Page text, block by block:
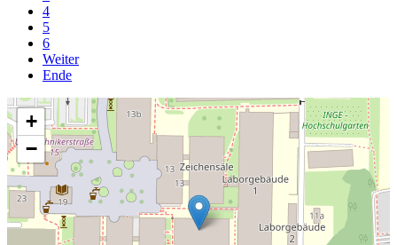
4
5
6
Weiter
Ende
+
−